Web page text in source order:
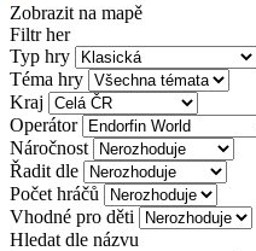
Zobrazit na mapě
Filtr her
Typ hry
Téma hry
Kraj
Operátor
Náročnost
Řadit dle
Počet hráčů
Vhodné pro děti
Hledat dle názvu